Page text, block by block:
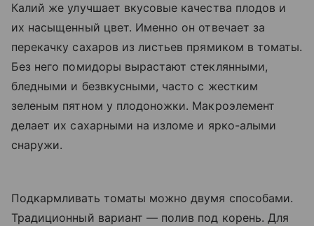
Калий же улучшает вкусовые качества плодов и
их насыщенный цвет. Именно он отвечает за
перекачку сахаров из листьев прямиком в томаты.
Без него помидоры вырастают стеклянными,
бледными и безвкусными, часто с жестким
зеленым пятном у плодоножки. Макроэлемент
делает их сахарными на изломе и ярко-алыми
снаружи.
Подкармливать томаты можно двумя способами.
Традиционный вариант — полив под корень. Для